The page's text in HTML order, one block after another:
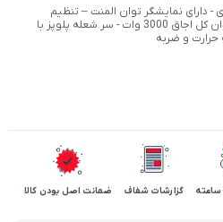
9 مرحله ای - دارای نمایشگر توان المنت – تنظیم
زمان و قطع شعله - توان کل اجاق 3000 وات - سر شعله پلوپز با
حرارت و ضربه
گزارشات شفاف ضمانت اصل بودن کالا